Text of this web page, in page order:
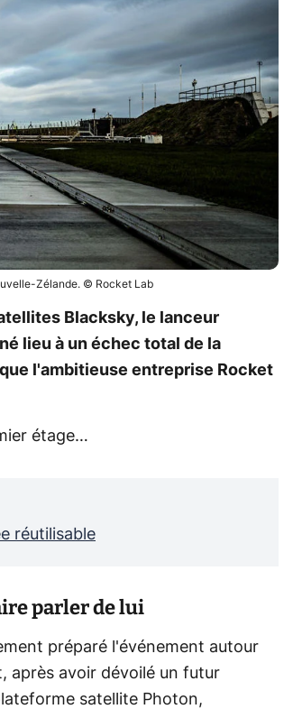
Zélande. © Rocket Lab
Blacksky, le lanceur
lieu à un échec total de la
l'ambitieuse entreprise Rocket
étage…
réutilisable
parler de lui
préparé l'événement autour
après avoir dévoilé un futur
satellite Photon,